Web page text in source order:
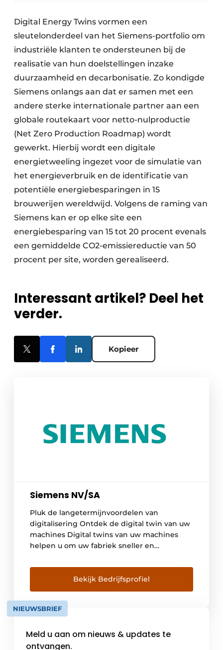
Digital Energy Twins vormen een
sleutelonderdeel van het Siemens-portfolio om
industriële klanten te ondersteunen bij de
realisatie van hun doelstellingen inzake
duurzaamheid en decarbonisatie. Zo kondigde
Siemens onlangs aan dat er samen met een
andere sterke internationale partner aan een
globale routekaart voor netto-nulproductie
(Net Zero Production Roadmap) wordt
gewerkt. Hierbij wordt een digitale
energietweeling ingezet voor de simulatie van
het energieverbruik en de identificatie van
potentiële energiebesparingen in 15
brouwerijen wereldwijd. Volgens de raming van
Siemens kan er op elke site een
energiebesparing van 15 tot 20 procent evenals
een gemiddelde CO2-emissiereductie van 50
procent per site, worden gerealiseerd.
Interessant artikel? Deel het
verder.
Kopieer
Siemens NV/SA
Pluk de langetermijnvoordelen van
digitalisering Ontdek de digital twin van uw
machines Digital twins van uw machines
helpen u om uw fabriek sneller en
nieuwe machines vanaf de ontwerpfase,
ontdek mogelijke verbeteringen vóór de
eigenlijke ingebruikname en gebruik
machinegegevens om de werking continu
te optimaliseren. Siemens biedt de
Bekijk Bedrijfsprofiel
NIEUWSBRIEF
Meld u aan om nieuws & updates te
ontvangen.